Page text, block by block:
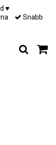
♥︎
Snabb